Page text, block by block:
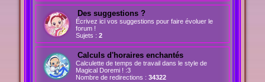
Des suggestions ?
Écrivez ici vos suggestions pour faire évoluer le
forum !
Sujets : 2
Calculs d'horaires enchantés
Calculette de temps de travail dans le style de
Magical Doremi ! :3
Nombre de redirections : 34322